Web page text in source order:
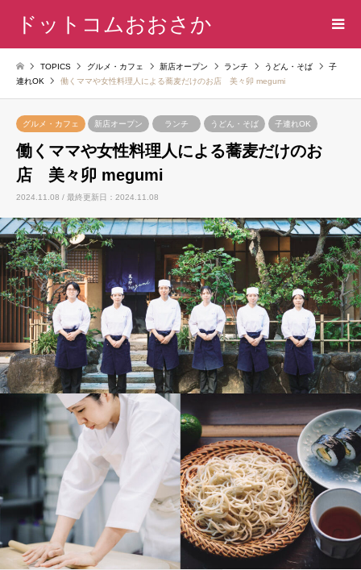
ドットコムおおさか
TOPICS グルメ・カフェ 新店オープン ランチ うどん・そば
子
連れOK
働くママや女性料理人による蕎麦だけのお店 美々卯 megumi
グルメ・カフェ 新店オープン ランチ うどん・そば 子連れOK
働くママや女性料理人による蕎麦だけのお
店 美々卯 megumi
2024.11.08 / 最終更新日：2024.11.08